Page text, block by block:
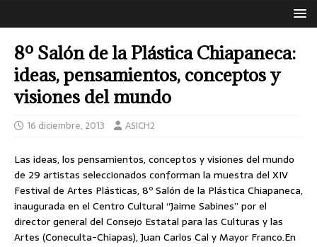
8º Salón de la Plástica Chiapaneca:
ideas, pensamientos, conceptos y
visiones del mundo
16 diciembre, 2013 ASICH2
Las ideas, los pensamientos, conceptos y visiones del mundo
de 29 artistas seleccionados conforman la muestra del XIV
Festival de Artes Plásticas, 8º Salón de la Plástica Chiapaneca,
inaugurada en el Centro Cultural “Jaime Sabines” por el
director general del Consejo Estatal para las Culturas y las
Artes (Coneculta-Chiapas), Juan Carlos Cal y Mayor Franco.En